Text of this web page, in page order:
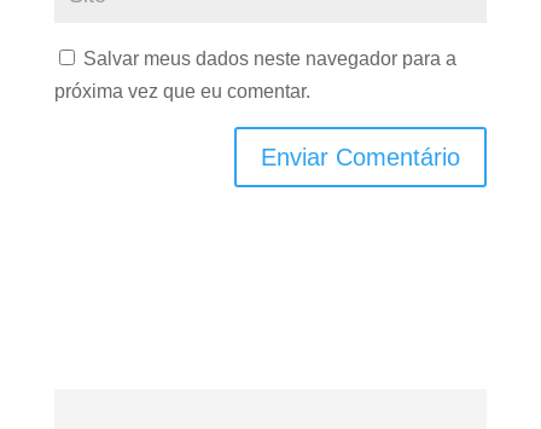
Salvar meus dados neste navegador para a
próxima vez que eu comentar.